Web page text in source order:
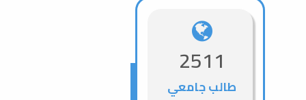
2511
طالب جامعي